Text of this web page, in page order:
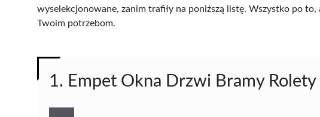
wyselekcjonowane, zanim trafiły na poniższą listę. Wszystko po
Twoim potrzebom.
1. Empet Okna Drzwi Bramy Rolety